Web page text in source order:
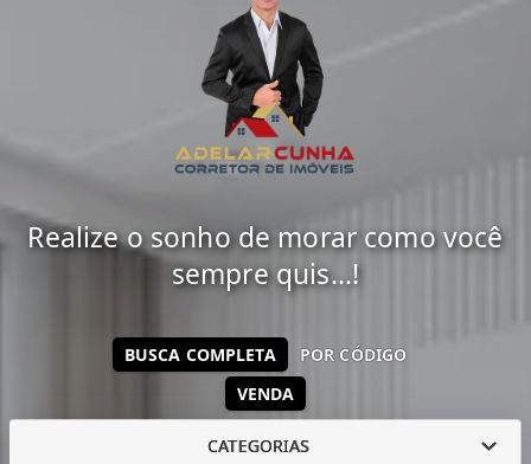
Realize o sonho de morar como você
sempre quis...!
VENDA
BUSCA COMPLETA POR CÓDIGO
CATEGORIAS